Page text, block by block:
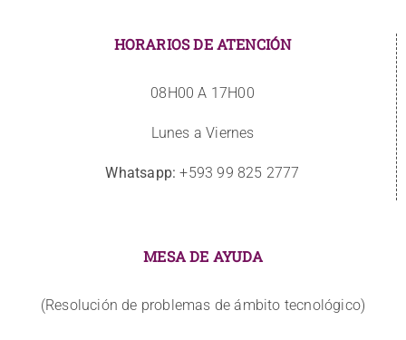
HORARIOS DE ATENCIÓN
08H00 A 17H00
Lunes a Viernes
Whatsapp: +593 99 825 2777
MESA DE AYUDA
(Resolución de problemas de ámbito tecnológico)